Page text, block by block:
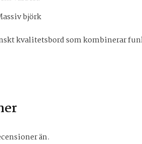
björk
kvalitetsbord som kombinerar
än.